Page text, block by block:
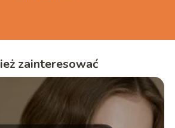
zainteresować